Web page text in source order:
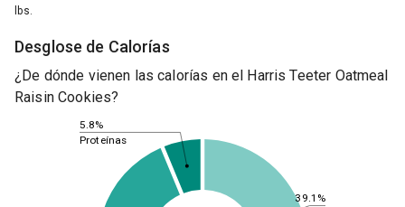
lbs.
Desglose de Calorías
¿De dónde vienen las calorías en el Harris Teeter Oatmeal
Raisin Cookies?
39.1%
5.8%
Proteínas